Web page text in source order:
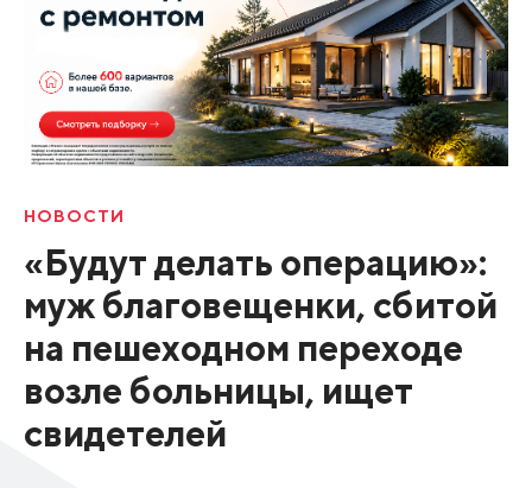
НОВОСТИ
«Будут делать операцию»:
муж благовещенки, сбитой
на пешеходном переходе
возле больницы, ищет
свидетелей